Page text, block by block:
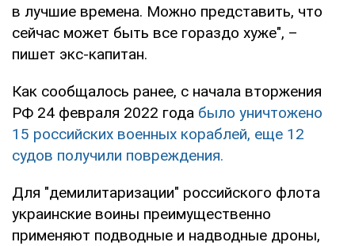
в лучшие времена. Можно представить, что
сейчас может быть все гораздо хуже", –
пишет экс-капитан.
Как сообщалось ранее, с начала вторжения
РФ 24 февраля 2022 года было уничтожено
15 российских военных кораблей, еще 12
судов получили повреждения.
Для "демилитаризации" российского флота
украинские воины преимущественно
применяют подводные и надводные дроны,